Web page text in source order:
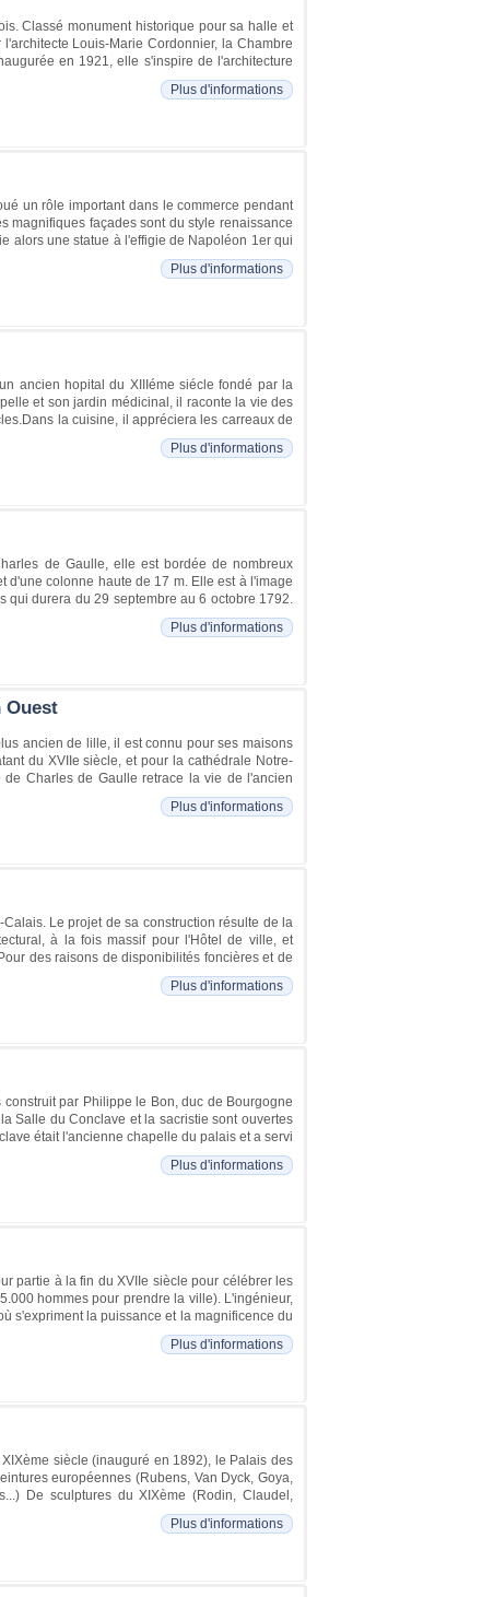
Classé monument historique pour sa halle et
Louis-Marie Cordonnier, la Chambre
en 1921, elle s'inspire de l'architecture
Plus d'informations
un rôle important dans le commerce pendant
magnifiques façades sont du style renaissance
alors une statue à l'effigie de Napoléon 1er qui
Plus d'informations
ancien hopital du XIIIéme siécle fondé par la
et son jardin médicinal, il raconte la vie des
la cuisine, il appréciera les carreaux de
Plus d'informations
de Gaulle, elle est bordée de nombreux
d'une colonne haute de 17 m. Elle est à l'image
durera du 29 septembre au 6 octobre 1792.
Plus d'informations
Ouest
ancien de lille, il est connu pour ses maisons
du XVIIe siècle, et pour la cathédrale Notre-
Charles de Gaulle retrace la vie de l'ancien
Plus d'informations
Le projet de sa construction résulte de la
à la fois massif pour l'Hôtel de ville, et
des raisons de disponibilités foncières et de
Plus d'informations
par Philippe le Bon, duc de Bourgogne
Salle du Conclave et la sacristie sont ouvertes
était l'ancienne chapelle du palais et a servi
Plus d'informations
partie à la fin du XVIIe siècle pour célébrer les
hommes pour prendre la ville). L'ingénieur,
s'expriment la puissance et la magnificence du
Plus d'informations
siècle (inauguré en 1892), le Palais des
européennes (Rubens, Van Dyck, Goya,
De sculptures du XIXème (Rodin, Claudel,
Plus d'informations